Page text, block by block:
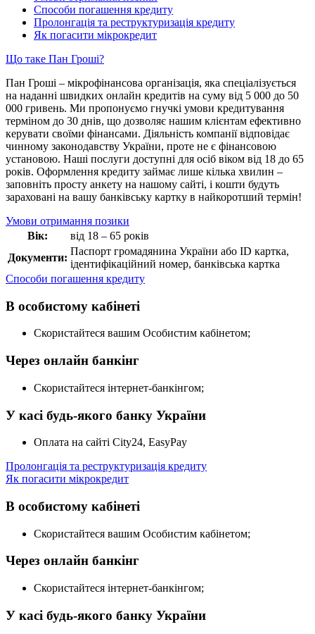
Способи погашення кредиту
Пролонгація та реструктуризація кредиту
Як погасити мікрокредит
Що таке Пан Гроші?
Пан Гроші – мікрофінансова організація, яка спеціалізується
на наданні швидких онлайн кредитів на суму від 5 000 до 50
000 гривень. Ми пропонуємо гнучкі умови кредитування
терміном до 30 днів, що дозволяє нашим клієнтам ефективно
керувати своїми фінансами. Діяльність компанії відповідає
чинному законодавству України, проте не є фінансовою
установою. Наші послуги доступні для осіб віком від 18 до 65
років. Оформлення кредиту займає лише кілька хвилин –
заповніть просту анкету на нашому сайті, і кошти будуть
зараховані на вашу банківську картку в найкоротший термін!
Умови отримання позики
Вік:
від 18 – 65 років
Документи:
Паспорт громадянина України або ID картка,
ідентифікаційний номер, банківська картка
Способи погашення кредиту
В особистому кабінеті
Скористайтеся вашим Особистим кабінетом;
Через онлайн банкінг
Скористайтеся інтернет-банкінгом;
У касі будь-якого банку України
Оплата на сайті City24, EasyPay
Пролонгація та реструктуризація кредиту
Як погасити мікрокредит
В особистому кабінеті
Скористайтеся вашим Особистим кабінетом;
Через онлайн банкінг
Скористайтеся інтернет-банкінгом;
У касі будь-якого банку України